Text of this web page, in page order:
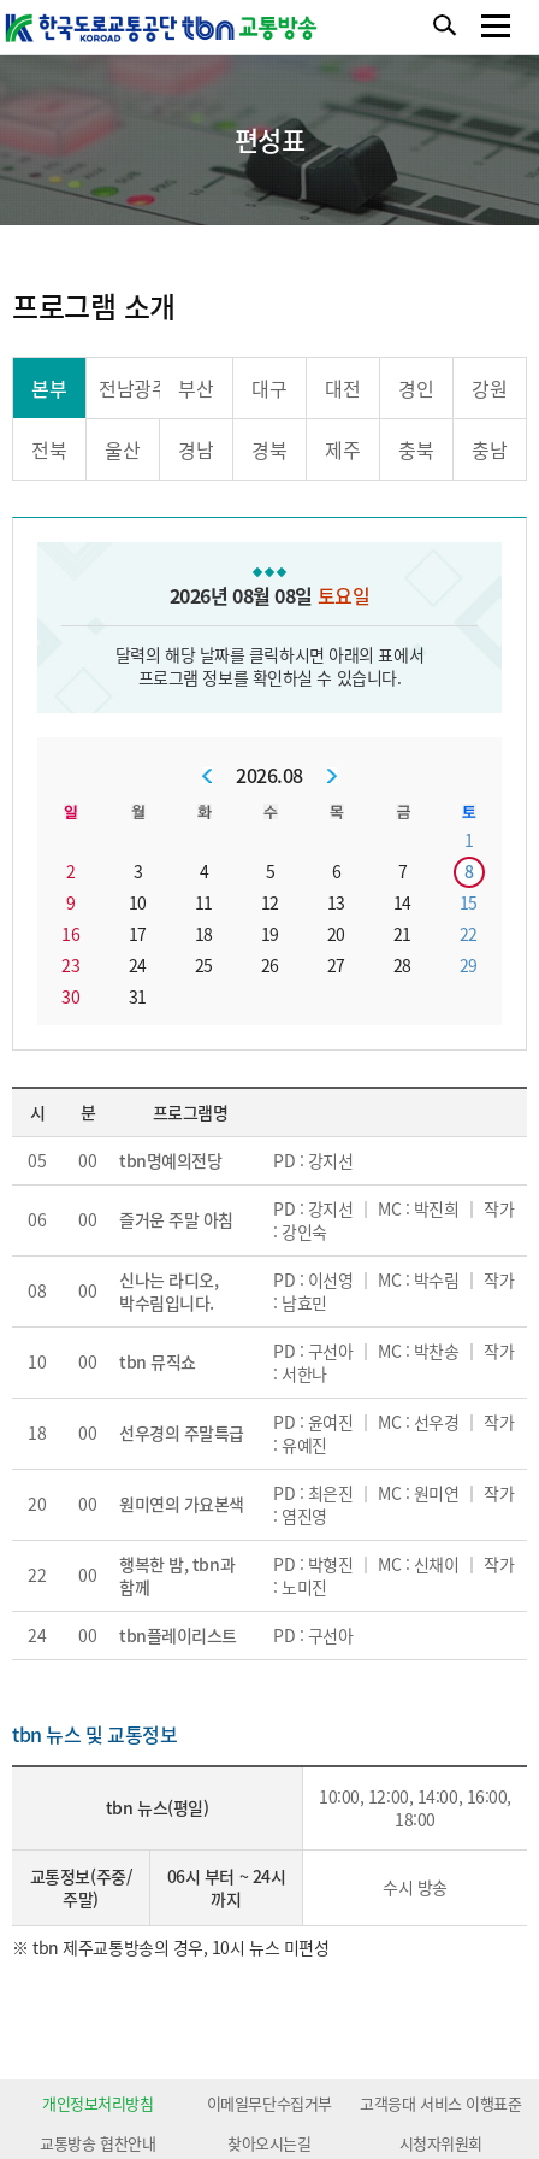
편성표
프로그램 소개
본부 전남광주 부산 대구 대전 경인 강원
전북 울산 경남 경북 제주 충북 충남
2026년 08월 08일 토요일
달력의 해당 날짜를 클릭하시면 아래의 표에서
프로그램 정보를 확인하실 수 있습니다.
2026.08
1
2
3 4 5 6 7
8
9
10 11 12 13 14
15
16
17 18 19 20 21
22
23
24 25 26 27 28
29
30
31
시 분
프로그램명
05
00 tbn명예의전당 PD : 강지선
06 00 즐거운 주말 아침
PD : 강지선 ｜ MC : 박진희 ｜ 작가
: 강인숙
08 00
신나는 라디오,
박수림입니다.
PD : 이선영 ｜ MC : 박수림 ｜ 작가
: 남효민
10 00 tbn 뮤직쇼
PD : 구선아 ｜ MC : 박찬송 ｜ 작가
: 서한나
18 00 선우경의 주말특급
PD : 윤여진 ｜ MC : 선우경 ｜ 작가
: 유예진
20 00 원미연의 가요본색
PD : 최은진 ｜ MC : 원미연 ｜ 작가
: 염진영
22 00
행복한 밤, tbn과
함께
PD : 박형진 ｜ MC : 신채이 ｜ 작가
: 노미진
24
00 tbn플레이리스트 PD : 구선아
tbn 뉴스 및 교통정보
tbn 뉴스(평일)
10:00, 12:00, 14:00, 16:00,
18:00
교통정보(주중/
주말)
06시 부터 ~ 24시
까지
수시 방송
※ tbn 제주교통방송의 경우, 10시 뉴스 미편성
개인정보처리방침 이메일무단수집거부
고객응대 서비스 이행표준
교통방송 협찬안내
찾아오시는길 시청자위원회